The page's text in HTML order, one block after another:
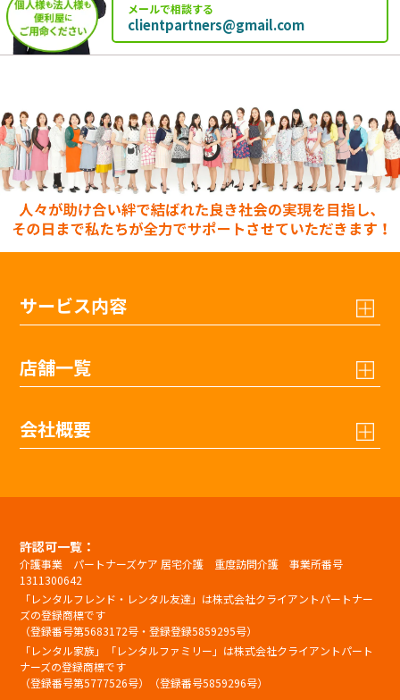
メールで相談する
clientpartners@gmail.com
サービス内容
店舗一覧
会社概要
許認可一覧：
介護事業 パートナーズケア 居宅介護 重度訪問介護 事業所番号
1311300642
「レンタルフレンド・レンタル友達」は株式会社クライアントパートナー
ズの登録商標です
（登録番号第5683172号・登録登録5859295号）
「レンタル家族」「レンタルファミリー」は株式会社クライアントパート
ナーズの登録商標です
（登録番号第5777526号）（登録番号5859296号）